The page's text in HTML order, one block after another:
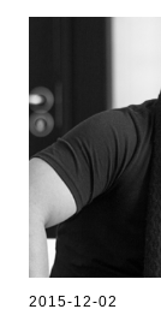
2015-12-02